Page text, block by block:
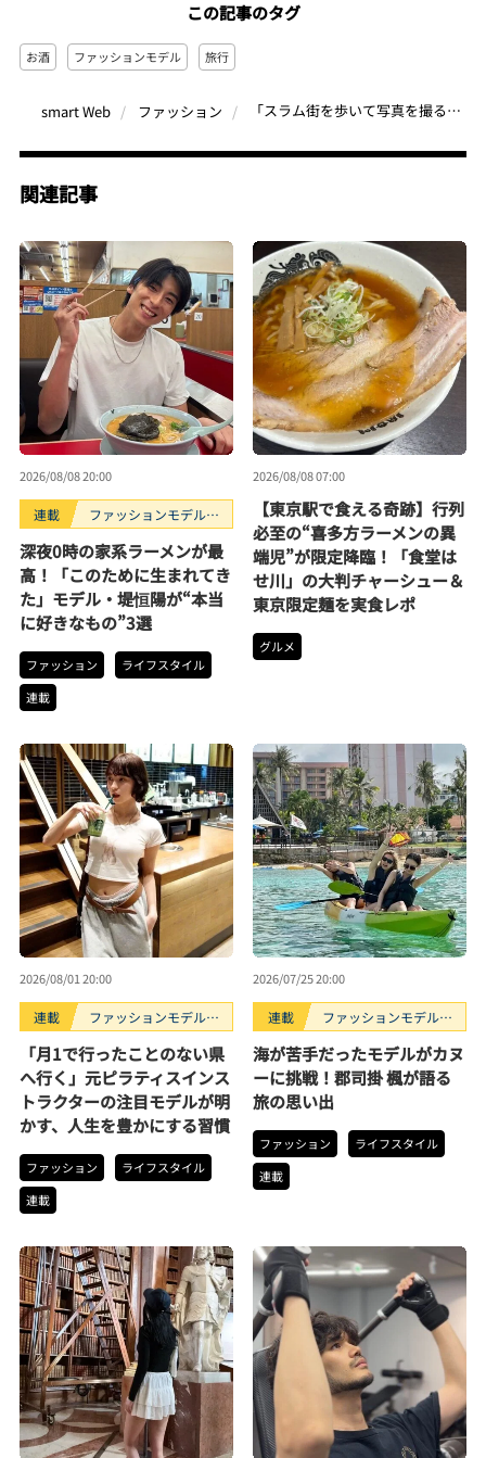
この記事のタグ
お酒 ファッションモデル 旅行
smart Web ファッション 「スラム街を歩いて写真を撮るのが好き」私の“好き”にはちょっとクセがある。でもそれが私らしさ
関連記事
2026/08/08 20:00
連載
ファッションモデルの
深夜0時の家系ラーメンが最
高！「このために生まれてき
た」モデル・堤恒陽が“本当
に好きなもの”3選
ファッション
ライフスタイル
連載
2026/08/08 07:00
【東京駅で食える奇跡】行列
必至の“喜多方ラーメンの異
端児”が限定降臨！「食堂は
せ川」の大判チャーシュー＆
東京限定麺を実食レポ
グルメ
2026/08/01 20:00
連載
ファッションモデルの
「月1で行ったことのない県
へ行く」元ピラティスインス
トラクターの注目モデルが明
かす、人生を豊かにする習慣
ファッション
ライフスタイル
連載
2026/07/25 20:00
連載
ファッションモデルの
海が苦手だったモデルがカヌ
ーに挑戦！郡司掛 楓が語る
旅の思い出
ファッション
ライフスタイル
連載